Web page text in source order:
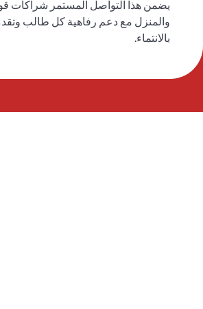
يضمن هذا التواصل المستمر شراكات
والمنزل مع دعم رفاهية كل طالب
بالانتماء.